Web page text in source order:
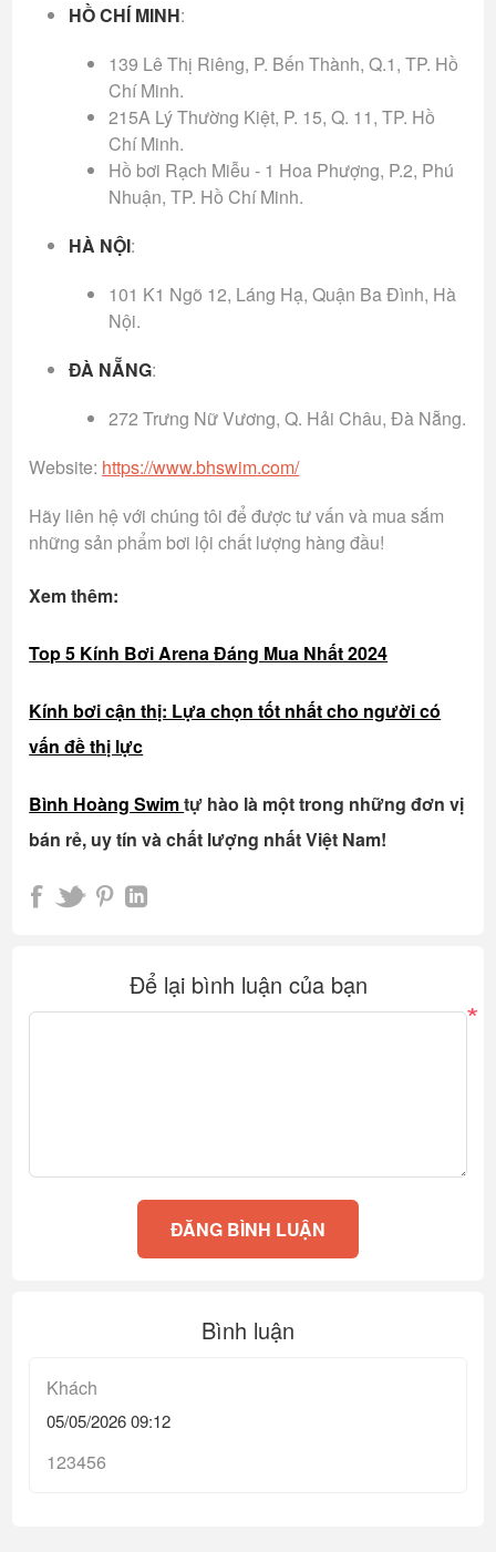
HỒ CHÍ MINH:
139 Lê Thị Riêng, P. Bến Thành, Q.1, TP. Hồ
Chí Minh.
215A Lý Thường Kiệt, P. 15, Q. 11, TP. Hồ
Chí Minh.
Hồ bơi Rạch Miễu - 1 Hoa Phượng, P.2, Phú
Nhuận, TP. Hồ Chí Minh.
HÀ NỘI:
101 K1 Ngõ 12, Láng Hạ, Quận Ba Đình, Hà
Nội.
ĐÀ NẴNG:
272 Trưng Nữ Vương, Q. Hải Châu, Đà Nẵng.
Website: https://www.bhswim.com/
Hãy liên hệ với chúng tôi để được tư vấn và mua sắm
những sản phẩm bơi lội chất lượng hàng đầu!
Xem thêm:
Top 5 Kính Bơi Arena Đáng Mua Nhất 2024
Kính bơi cận thị: Lựa chọn tốt nhất cho người có
vấn đề thị lực
Bình Hoàng Swimtự hào là một trong những đơn vị
bán rẻ, uy tín và chất lượng nhất Việt Nam!
Để lại bình luận của bạn
*
ĐĂNG BÌNH LUẬN
Bình luận
Khách
05/05/2026 09:12
123456